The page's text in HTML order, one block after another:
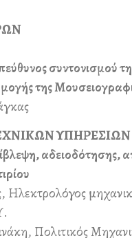
συντονισμού
της
ΥΠΗΡΕΣΙΩΝ
αδειοδότησης,
Ηλεκτρολόγος
Πολιτικός